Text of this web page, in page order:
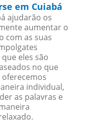
em Cuiabá
ajudarão os
aumentar o
com as suas
eles são
no que
individual,
as palavras e